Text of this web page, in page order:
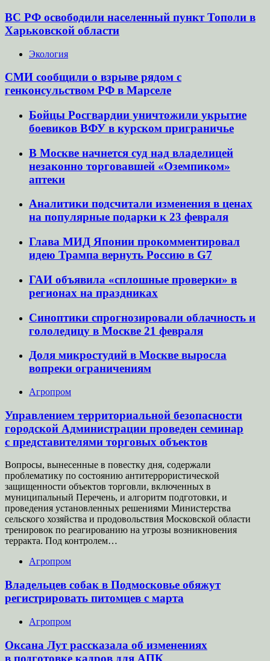
ВС РФ освободили населенный пункт Тополи в
Харьковской области
Экология
СМИ сообщили о взрыве рядом с
генконсульством РФ в Марселе
Бойцы Росгвардии уничтожили укрытие
боевиков ВФУ в курском приграничье
В Москве начнется суд над владелицей
незаконно торговавшей «Оземпиком»
аптеки
Аналитики подсчитали изменения в ценах
на популярные подарки к 23 февраля
Глава МИД Японии прокомментировал
идею Трампа вернуть Россию в G7
ГАИ объявила «сплошные проверки» в
регионах на праздниках
Синоптики спрогнозировали облачность и
гололедицу в Москве 21 февраля
Доля микростудий в Москве выросла
вопреки ограничениям
Агропром
Управлением территориальной безопасности
городской Администрации проведен семинар
с представителями торговых объектов
Вопросы, вынесенные в повестку дня, содержали
проблематику по состоянию антитеррористической
защищенности объектов торговли, включенных в
муниципальный Перечень, и алгоритм подготовки, и
проведения установленных решениями Министерства
сельского хозяйства и продовольствия Московской области
тренировок по реагированию на угрозы возникновения
терракта. Под контролем…
Агропром
Владельцев собак в Подмосковье обяжут
регистрировать питомцев с марта
Агропром
Оксана Лут рассказала об изменениях
в подготовке кадров для АПК